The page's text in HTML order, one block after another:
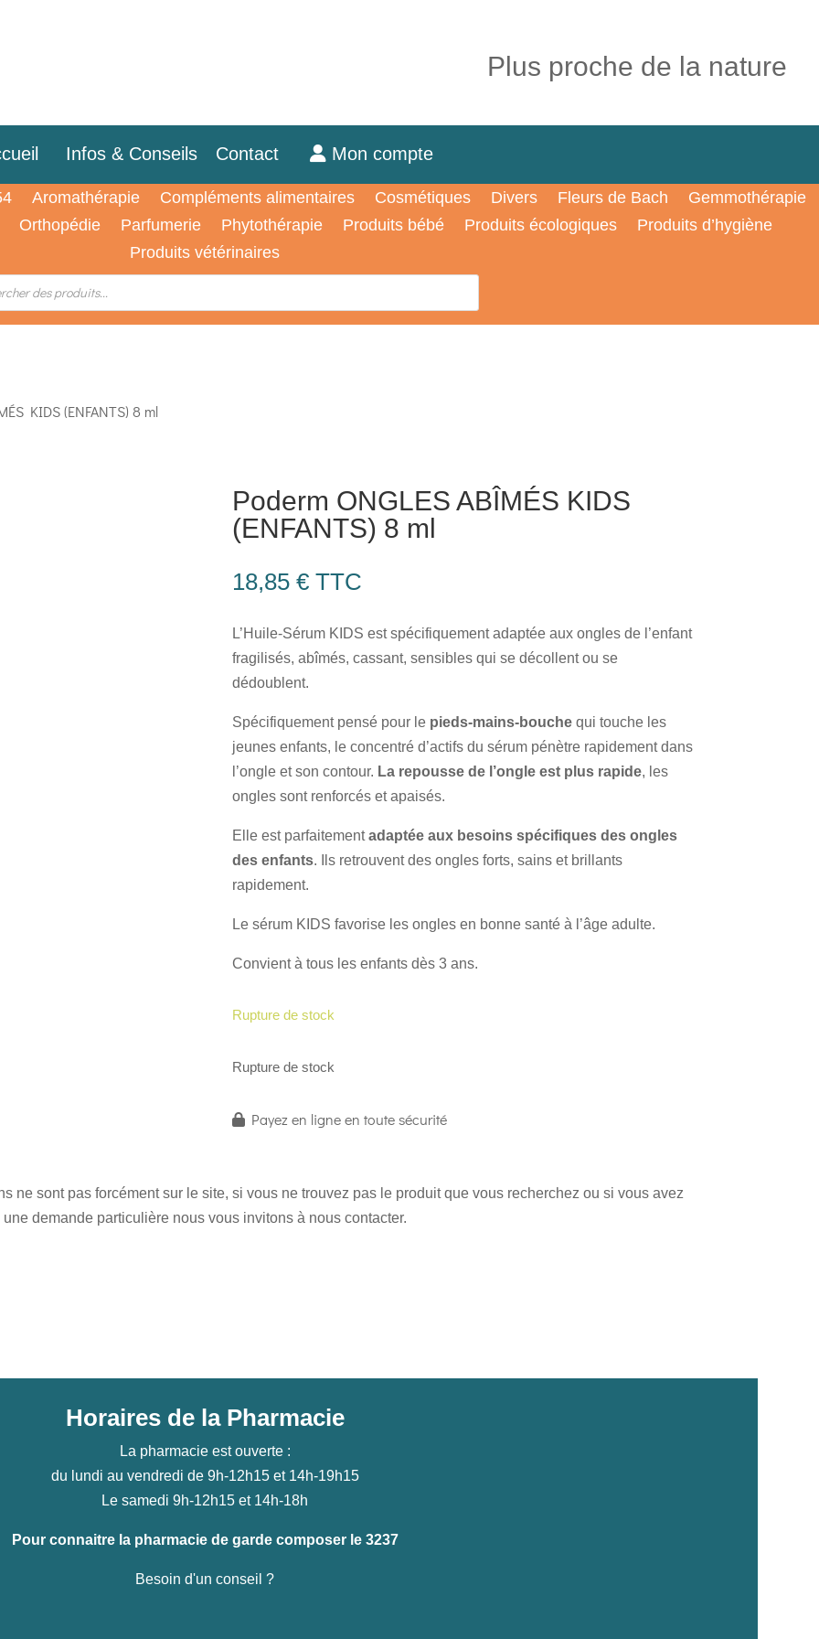
Plus proche de la nature
Infos & Conseils Contact Mon compte
Aromathérapie Compléments alimentaires Cosmétiques Divers Fleurs de Bach
Gemmothérapie
Orthopédie Parfumerie Phytothérapie Produits bébé Produits écologiques
Produits d’hygiène
Produits vétérinaires
KIDS (ENFANTS) 8 ml
Poderm ONGLES ABÎMÉS KIDS
(ENFANTS) 8 ml
18,85 € TTC
L’Huile-Sérum KIDS est spécifiquement adaptée aux ongles de l’enfant
fragilisés, abîmés, cassant, sensibles qui se décollent ou se
dédoublent.
Spécifiquement pensé pour le pieds-mains-bouche qui touche les
jeunes enfants, le concentré d’actifs du sérum pénètre rapidement dans
l’ongle et son contour. La repousse de l’ongle est plus rapide, les
ongles sont renforcés et apaisés.
Elle est parfaitementadaptée aux besoins spécifiques des ongles
des enfants. Ils retrouvent des ongles forts, sains et brillants
rapidement.
Le sérum KIDS favorise les ongles en bonne santé à l’âge adulte.
Convient à tous les enfants dès 3 ans.
Rupture de stock
Rupture de stock
Payez en ligne en toute sécurité
ne sont pas forcément sur le site, si vous ne trouvez pas le produit que vous recherchez ou si vous avez
une demande particulière nous vous invitons à nous contacter.
Horaires de la Pharmacie
La pharmacie est ouverte :
du lundi au vendredi de 9h-12h15 et 14h-19h15
Le samedi 9h-12h15 et 14h-18h
Pour connaitre la pharmacie de garde composer le 3237
Besoin d'un conseil ?